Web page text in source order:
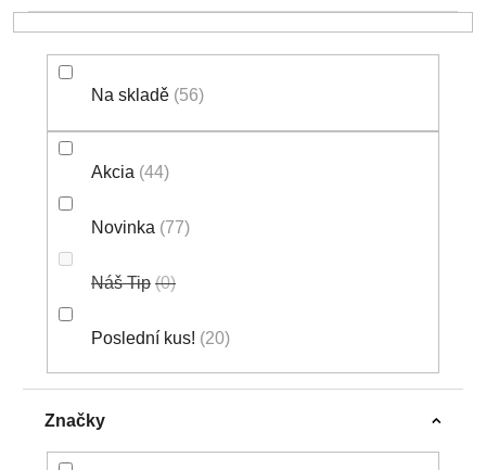
K
Na skladě 56
Akcia 44
Novinka 77
Náš Tip 0
Poslední kus! 20
Značky